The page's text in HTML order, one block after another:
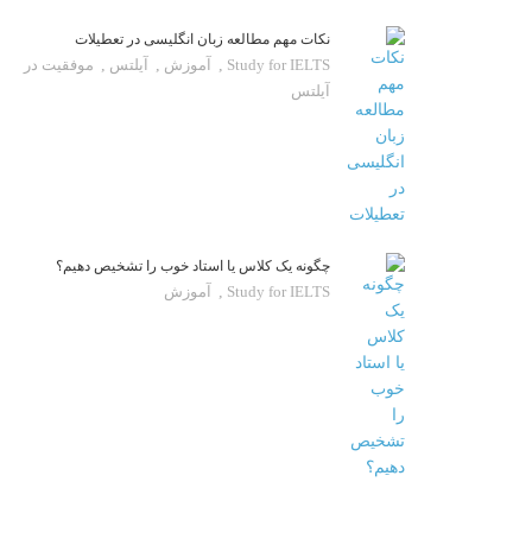
نکات مهم مطالعه زبان انگلیسی در تعطیلات
Study for IELTS
, آموزش , آیلتس , موفقیت در
آیلتس
چگونه یک کلاس یا استاد خوب را تشخیص دهیم؟
Study for IELTS
, آموزش